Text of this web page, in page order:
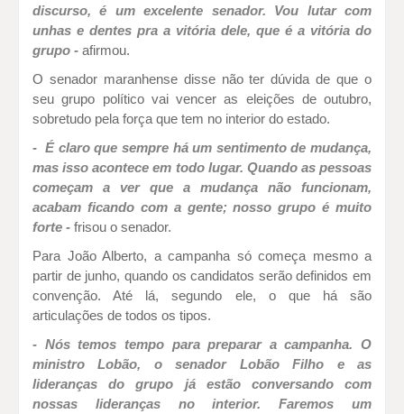
discurso, é um excelente senador. Vou lutar com
unhas e dentes pra a vitória dele, que é a vitória do
grupo - afirmou.
O senador maranhense disse não ter dúvida de que o
seu grupo político vai vencer as eleições de outubro,
sobretudo pela força que tem no interior do estado.
- É claro que sempre há um sentimento de mudança,
mas isso acontece em todo lugar. Quando as pessoas
começam a ver que a mudança não funcionam,
acabam ficando com a gente; nosso grupo é muito
forte - frisou o senador.
Para João Alberto, a campanha só começa mesmo a
partir de junho, quando os candidatos serão definidos em
convenção. Até lá, segundo ele, o que há são
articulações de todos os tipos.
- Nós temos tempo para preparar a campanha. O
ministro Lobão, o senador Lobão Filho e as
lideranças do grupo já estão conversando com
nossas lideranças no interior. Faremos um